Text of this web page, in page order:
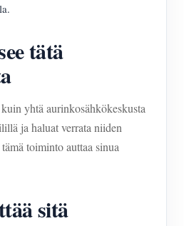
tätä
yhtä aurinkosähkökeskusta
ja haluat verrata niiden
toiminto auttaa sinua
sitä